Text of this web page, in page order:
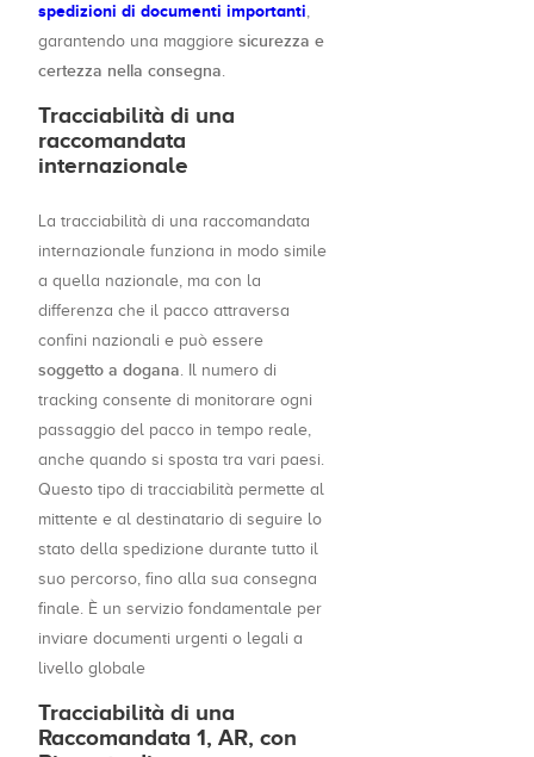
spedizioni di documenti importanti,
garantendo una maggiore sicurezza e
certezza nella consegna.
Tracciabilità di una
raccomandata
internazionale
La tracciabilità di una raccomandata
internazionale funziona in modo simile
a quella nazionale, ma con la
differenza che il pacco attraversa
confini nazionali e può essere
soggetto a dogana. Il numero di
tracking consente di monitorare ogni
passaggio del pacco in tempo reale,
anche quando si sposta tra vari paesi.
Questo tipo di tracciabilità permette al
mittente e al destinatario di seguire lo
stato della spedizione durante tutto il
suo percorso, fino alla sua consegna
finale. È un servizio fondamentale per
inviare documenti urgenti o legali a
livello globale
Tracciabilità di una
Raccomandata 1, AR, con